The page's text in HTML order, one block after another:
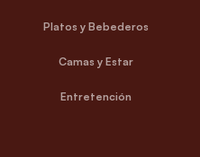
Platos y Bebederos
Camas y Estar
Entretención